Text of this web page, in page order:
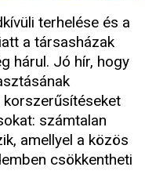
terhelése és a
a társasházak
hárul. Jó hír, hogy
korszerűsítéseket
számtalan
amellyel a közös
csökkentheti